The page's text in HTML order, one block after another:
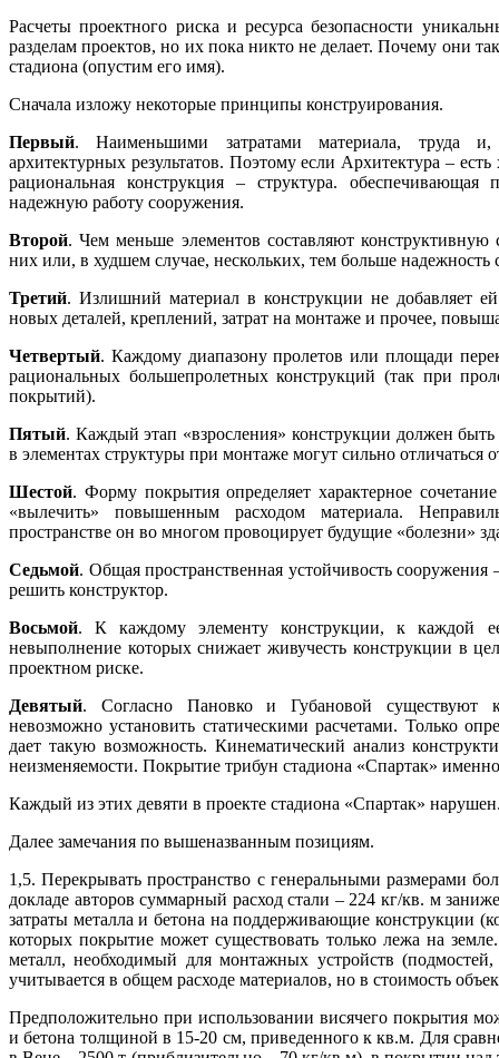
Расчеты проектного риска и ресурса безопасности
разделам проектов, но их пока никто не делает. Почему они
стадиона (опустим его имя).
Сначала изложу некоторые принципы конструирования.
Первый. Наименьшими затратами материала, труда и,
архитектурных результатов. Поэтому если Архитектура –
рациональная конструкция – структура.
надежную работу сооружения.
Второй. Чем меньше элементов составляют конструктивную
них или, в худшем случае, нескольких, тем больше надежность
Третий. Излишний материал в конструкции не добавляет
новых деталей, креплений, затрат на монтаже и прочее,
Четвертый. Каждому диапазону пролетов или площади
рациональных большепролетных конструкций (так при
покрытий).
Пятый. Каждый этап «взросления» конструкции должен
в элементах структуры при монтаже могут сильно отличаться
Шестой. Форму покрытия определяет характерное
«вылечить» повышенным расходом материала.
пространстве он во многом провоцирует будущие «болезни»
Седьмой. Общая пространственная устойчивость
решить конструктор.
Восьмой. К каждому элементу конструкции, к каждой
невыполнение которых снижает живучесть конструкции в
проектном риске.
Девятый. Согласно Пановко и Губановой существуют
невозможно установить статическими расчетами. Только
дает такую возможность. Кинематический анализ
неизменяемости. Покрытие трибун стадиона «Спартак»
Каждый из этих девяти в проекте стадиона «Спартак»
Далее замечания по вышеназванным позициям.
1,5. Перекрывать пространство с генеральными размерами
докладе авторов суммарный расход стали – 224 кг/кв. м
затраты металла и бетона на поддерживающие конструкции
которых покрытие может существовать только лежа на
металл, необходимый для монтажных устройств
учитывается в общем расходе материалов, но в стоимость
Предположительно при использовании висячего покрытия
и бетона толщиной в 15-20 см, приведенного к кв.м. Для